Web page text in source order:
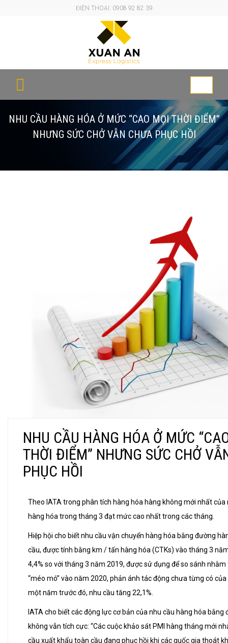
ĐIỆN THOẠI: 0908 92 82 39
NHU CẦU HÀNG HÓA Ở MỨC “CAO MỌI THỜI ĐIỂM”
NHƯNG SỨC CHỞ VẪN CHƯA PHỤC HỒI
NHU CẦU HÀNG HÓA Ở MỨC
THỜI ĐIỂM” NHƯNG SỨC CHỞ
PHỤC HỒI
Theo IATA trong phân tích hàng hóa hàng không mới nhất của
hàng hóa trong tháng 3 đạt mức cao nhất trong các tháng.
Hiệp hội cho biết nhu cầu vận chuyển hàng hóa bằng đường
cầu, được tính bằng km / tấn hàng hóa (CTKs) vào tháng 3
4,4% so với tháng 3 năm 2019, được sử dụng để so sánh
“méo mó” vào năm 2020, phản ánh tác động chưa từng có của
một năm trước đó, nhu cầu tăng 22,1%.
IATA cho biết các động lực cơ bản của nhu cầu hàng hóa bằng
không vẫn tích cực: “Các cuộc khảo sát PMI hàng tháng mới
cầu xuất khẩu toàn cầu đang phục hồi khi các quốc gia thoát